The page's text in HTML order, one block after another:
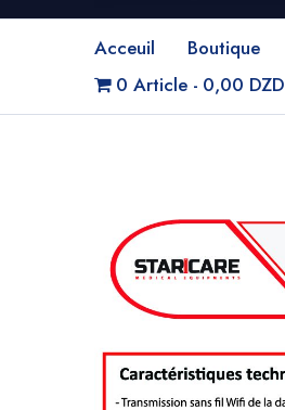
Acceuil Boutique
0 Article
0,00 DZD